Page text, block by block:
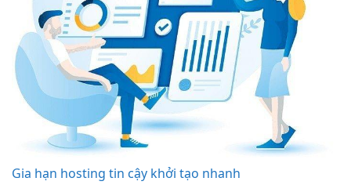
Gia hạn hosting tin cậy khởi tạo nhanh